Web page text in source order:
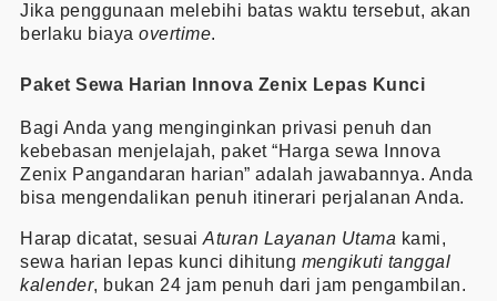
Jika penggunaan melebihi batas waktu tersebut, akan
berlaku biaya overtime.
Paket Sewa Harian Innova Zenix Lepas Kunci
Bagi Anda yang menginginkan privasi penuh dan
kebebasan menjelajah, paket “Harga sewa Innova
Zenix Pangandaran harian” adalah jawabannya. Anda
bisa mengendalikan penuh itinerari perjalanan Anda.
Harap dicatat, sesuai Aturan Layanan Utama kami,
sewa harian lepas kunci dihitung mengikuti tanggal
kalender, bukan 24 jam penuh dari jam pengambilan.